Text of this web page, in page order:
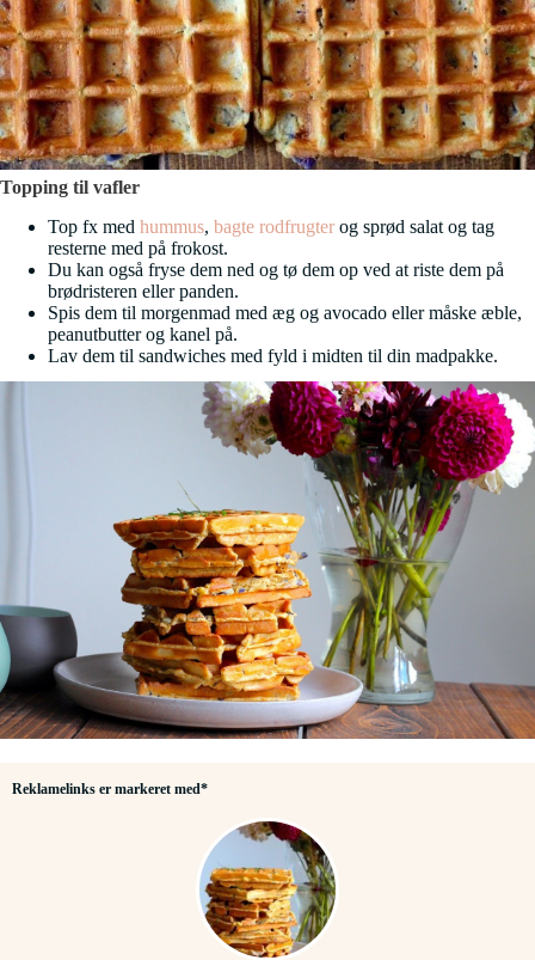
Topping til vafler
Top fx med hummus, bagte rodfrugter og sprød salat og tag
resterne med på frokost.
Du kan også fryse dem ned og tø dem op ved at riste dem på
brødristeren eller panden.
Spis dem til morgenmad med æg og avocado eller måske æble,
peanutbutter og kanel på.
Lav dem til sandwiches med fyld i midten til din madpakke.
Reklamelinks er markeret med*